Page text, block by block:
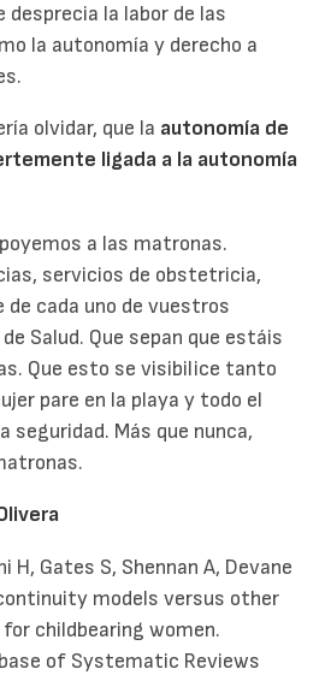
desprecia la labor de las
la autonomía y derecho a
olvidar, que la autonomía de
ligada a la autonomía
a las matronas.
servicios de obstetricia,
cada uno de vuestros
Salud. Que sepan que estáis
Que esto se visibilice tanto
pare en la playa y todo el
seguridad. Más que nunca,
H, Gates S, Shennan A, Devane
models versus other
childbearing women.
of Systematic Reviews